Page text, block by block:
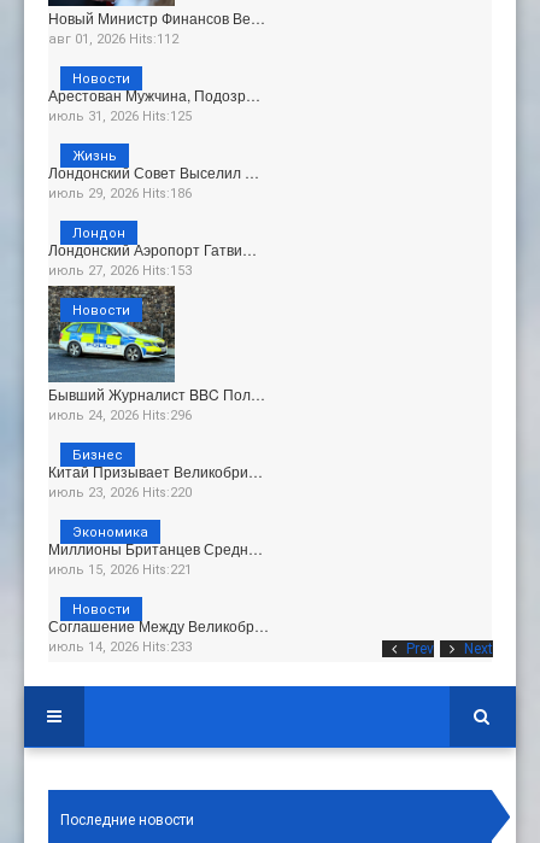
Prev Next
Новый Министр Финансов Ве…
авг 01, 2026 Hits:112
Арестован Мужчина, Подозр…
июль 31, 2026 Hits:125
Новости
Лондонский Совет Выселил …
июль 29, 2026 Hits:186
Жизнь
Лондонский Аэропорт Гатви…
июль 27, 2026 Hits:153
Лондон
Бывший Журналист BBC Пол…
июль 24, 2026 Hits:296
Новости
Китай Призывает Великобри…
июль 23, 2026 Hits:220
Бизнес
Миллионы Британцев Средн…
июль 15, 2026 Hits:221
Экономика
Соглашение Между Великобр…
июль 14, 2026 Hits:233
Новости
Последние новости